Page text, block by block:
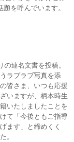
を呼んでいます。
連名文書を投稿。
ラブラブ写真を添
皆さま、いつも応援
いますが、柄本時生
いたしましたことを
て「今後ともご指導
ます」と締めくく
。